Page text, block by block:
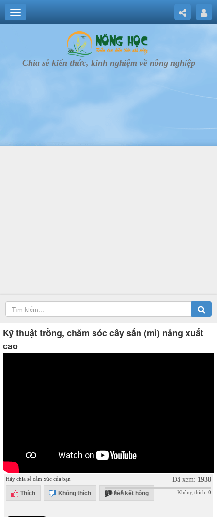
Chia sẻ kiến thức, kinh nghiệm về nông nghiệp
Kỹ thuật trồng, chăm sóc cây sắn (mì) năng xuất
cao
Hãy chia sẻ cảm xúc của bạn
Thích Không thích liên kết hỏng
Đã xem: 1938
Thích:0 Không thích: 0